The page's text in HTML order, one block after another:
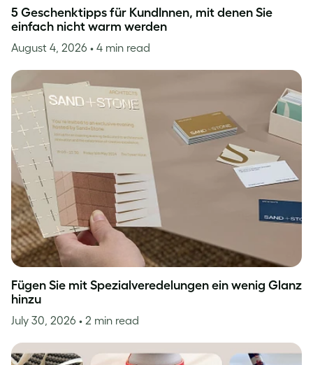
5 Geschenktipps für KundInnen, mit denen Sie
einfach nicht warm werden
August 4, 2026 • 4 min read
Fügen Sie mit Spezialveredelungen ein wenig Glanz
hinzu
July 30, 2026 • 2 min read